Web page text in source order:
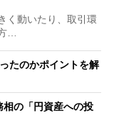
く動いたり、取引環
…
たのかポイントを解
相の「円資産への投